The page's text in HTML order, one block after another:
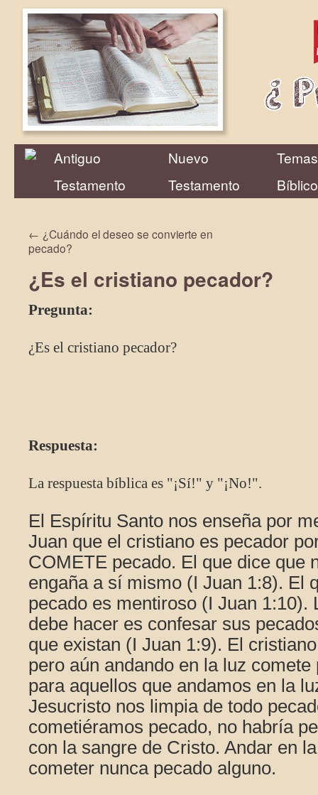
Antiguo
Testamento
Nuevo
Testamento
Temas
← ¿Cuándo el deseo se convierte en
pecado?
¿Es el cristiano pecador?
Pregunta:
¿Es el cristiano pecador?
Respuesta:
La respuesta bíblica es "¡Sí!" y "¡No!".
El Espíritu Santo nos enseña por
Juan que el cristiano es pecador
COMETE pecado. El que dice que
engaña a sí mismo (I Juan 1:8). El
pecado es mentiroso (I Juan 1:10).
debe hacer es confesar sus
que existan (I Juan 1:9). El
pero aún andando en la luz comete
para aquellos que andamos en la
Jesucristo nos limpia de todo
cometiéramos pecado, no habría
con la sangre de Cristo. Andar en
cometer nunca pecado alguno.